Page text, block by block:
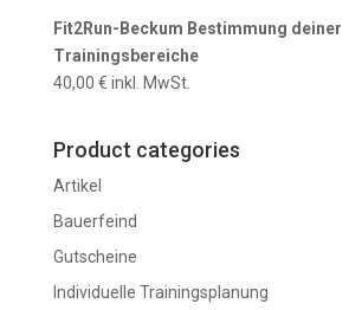
Fit2Run-Beckum Bestimmung deiner
Trainingsbereiche
40,00 € inkl. MwSt.
Product categories
Artikel
Bauerfeind
Gutscheine
Individuelle Trainingsplanung